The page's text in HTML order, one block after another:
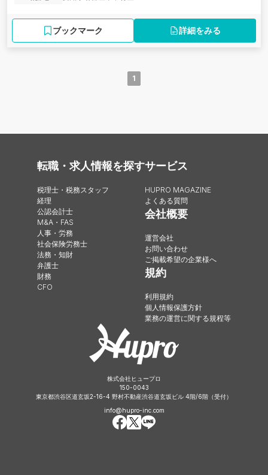
ブックマーク 詳細をみる
1
転職・求人情報を探す
税理士・税務スタッフ
経理
公認会計士
M&A・FAS
人事・労務
社会保険労務士
法務・知財
弁護士
財務
CFO
サービス
HUPRO MAGAZINE
よくある質問
会社概要
運営会社
お問い合わせ
ご掲載希望の企業様へ
規約
利用規約
個人情報保護方針
業務の運営に関する規程等
株式会社ヒュープロ
150-0043
東京都渋谷区道玄坂2-16-4 野村不動産渋谷道玄坂ビル 4階/6階（受付）
info@hupro-inc.com